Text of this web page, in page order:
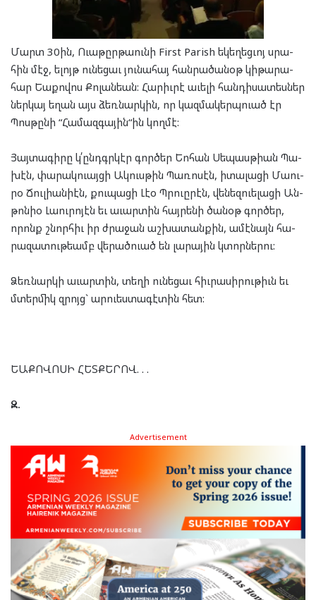
Մարտ 30ին, Ուա­թըր­թաու­նի First Parish եկե­ղեց­ւոյ սրա­
հին մէջ, ելոյթ ու­նե­ցաւ յու­նա­հայ հան­րա­ծա­նօթ կի­թա­րա­
հար Եա­քո­վոս Քո­լան­եան: Հա­րիւ­րէ աւե­լի հան­դի­սա­տես­ներ
ներ­կայ եղան այս ձեռ­նար­կին, որ կազ­մա­կերպ­ուած էր
Պոս­թը­նի “Հա­մազ­գա­յին“ին կող­մէ:
Յայ­տա­գի­րը կ՛ընդգր­կէր գոր­ծեր Եո­հան Սե­պասթ­ի­ան Պա­
խէն, փա­րակ­ուայ­ցի Ակուս­թին Պա­ռո­սէն, իտա­լա­ցի Մաու­
րօ Ճուլ­ի­անի­էն, քու­պա­ցի Լէօ Պրուը­րէն, վե­նեզ­ուե­լա­ցի Ան­
թոնիօ Լաու­րո­յէն եւ աւար­տին հայ­րե­նի ծա­նօթ գոր­ծեր,
որոնք շնոր­հիւ իր ժրա­ջան աշ­խա­տան­քին, ամէ­նայն հա­
րա­զա­տու­թեամբ վե­րած­ուած են լա­րա­յին կտոր­նե­րու:
Ձեռ­նար­կի աւար­տին, տե­ղի ու­նե­ցաւ հի­ւ­րա­սի­րու­թիւն եւ
մտեր­միկ զրոյց` ար­ուես­տա­գէ­տին հետ:
ԵԱ­ՔՈ­ՎՈ­ՍԻ ՀԵՏ­ՔԵ­ՐՈՎ. . .
Զ.
Advertisement